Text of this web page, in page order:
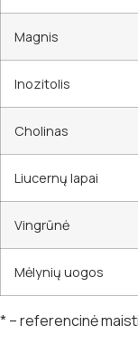
Magnis
Inozitolis
Cholinas
Liucernų lapai
Vingrūnė
Mėlynių uogos
* – referencinė